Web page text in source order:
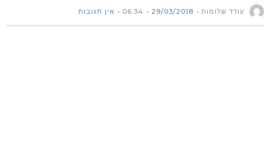
עודד שלומות 29/03/2018
06:34 אין תגובות